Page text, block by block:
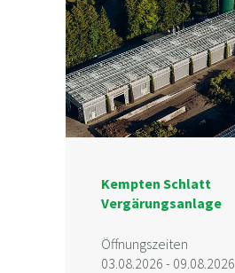
Kempten Schlatt
Vergärungsanlage
Öffnungszeiten
03.08.2026 - 09.08.2026